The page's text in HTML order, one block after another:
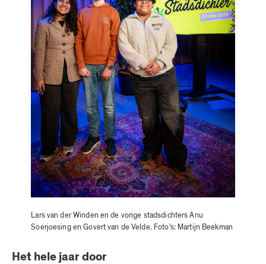
Lars van der Winden en de vorige stadsdichters Anu
Soerjoesing en Govert van de Velde. Foto's: Martijn Beekman
Het hele jaar door